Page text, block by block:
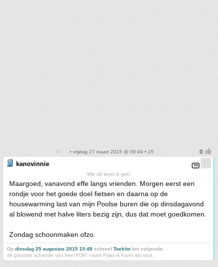
• vrijdag 27 maart 2015 @ 09:49 • 25
kanovinnie
Wie dit leest is gek!
Maargoed, vanavond effe langs vrienden. Morgen eerst een
rondje voor het goede doel fietsen en daarna op de
housewarming last van mijn Poolse buren die op dinsdagavond
al blowend met halve liters bezig zijn, dus dat moet goedkomen.
Zondag schoonmaken ofzo.
Op dinsdag 25 augustus 2015 15:48 schreefToekito het volgende:
de grootste schande van heel FOK! naast Fylax is Kano als mod.